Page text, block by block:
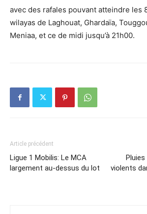
avec des rafales pouvant atteindre les
wilayas de Laghouat, Ghardaïa,
Meniaa, et ce de midi jusqu’à 21h00.
Article précédent
Ligue 1 Mobilis: Le MCA
largement au-dessus du lot
violents